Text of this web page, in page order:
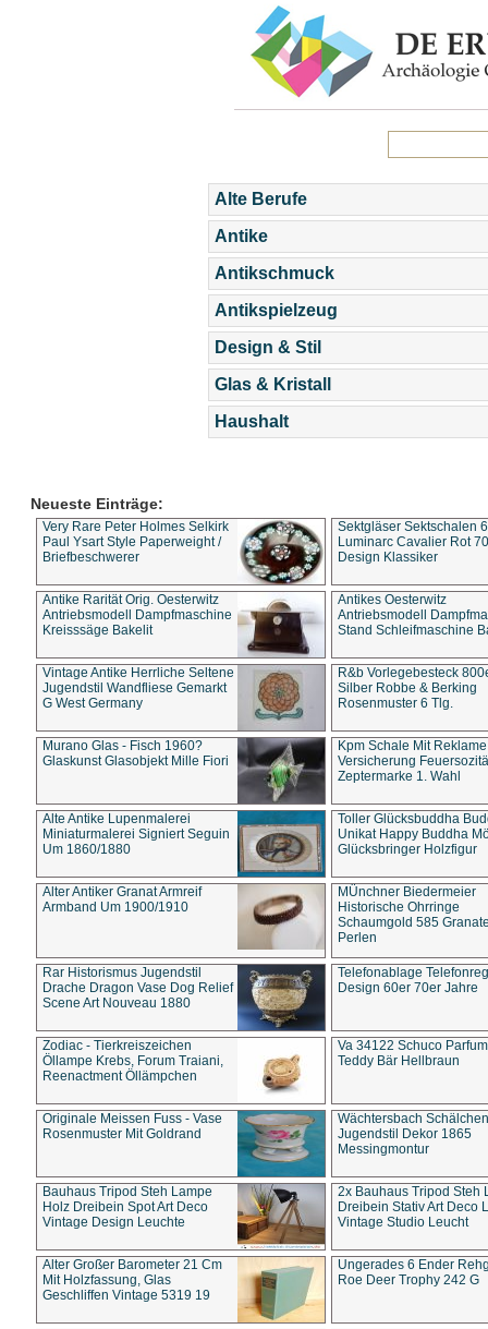
Alte Berufe
Antike
Antikschmuck
Antikspielzeug
Design & Stil
Glas & Kristall
Haushalt
Neueste Einträge:
Very Rare Peter Holmes Selkirk
Paul Ysart Style Paperweight /
Briefbeschwerer
Sektgläser Sektschalen
Luminarc Cavalier Rot
Design Klassiker
Antike Rarität Orig. Oesterwitz
Antriebsmodell Dampfmaschine
Kreisssäge Bakelit
Antikes Oesterwitz
Antriebsmodell
Stand Schleifmaschine
Vintage Antike Herrliche Seltene
Jugendstil Wandfliese Gemarkt
G West Germany
R&b Vorlegebesteck
Silber Robbe & Berking
Rosenmuster 6 Tlg.
Murano Glas - Fisch 1960?
Glaskunst Glasobjekt Mille Fiori
Kpm Schale Mit Reklame
Versicherung
Zeptermarke 1. Wahl
Alte Antike Lupenmalerei
Miniaturmalerei Signiert Seguin
Um 1860/1880
Toller Glücksbuddha
Unikat Happy Buddha
Glücksbringer Holzfigur
Alter Antiker Granat Armreif
Armband Um 1900/1910
MÜnchner Biedermeier
Historische Ohrringe
Schaumgold 585
Perlen
Rar Historismus Jugendstil
Drache Dragon Vase Dog Relief
Scene Art Nouveau 1880
Telefonablage
Design 60er 70er Jahre
Zodiac - Tierkreiszeichen
Öllampe Krebs, Forum Traiani,
Reenactment Öllämpchen
Va 34122 Schuco
Teddy Bär Hellbraun
Originale Meissen Fuss - Vase
Rosenmuster Mit Goldrand
Wächtersbach Schälchen
Jugendstil Dekor 1865
Messingmontur
Bauhaus Tripod Steh Lampe
Holz Dreibein Spot Art Deco
Vintage Design Leuchte
2x Bauhaus Tripod Steh
Dreibein Stativ Art Deco
Vintage Studio Leucht
Alter Großer Barometer 21 Cm
Mit Holzfassung, Glas
Geschliffen Vintage 5319 19
Ungerades 6 Ender
Roe Deer Trophy 242 G